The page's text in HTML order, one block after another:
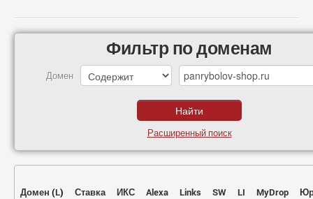
Фильтр по доменам
Домен
Расширенный поиск
Домен (L) Ставка ИКС Alexa Links SW LI MyDrop